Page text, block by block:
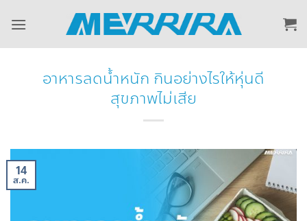
ยัง
อาหารลดน้ำหนัก กินอย่างไรให้หุ่นดี
สุขภาพไม่เสีย
14
ส.ค.